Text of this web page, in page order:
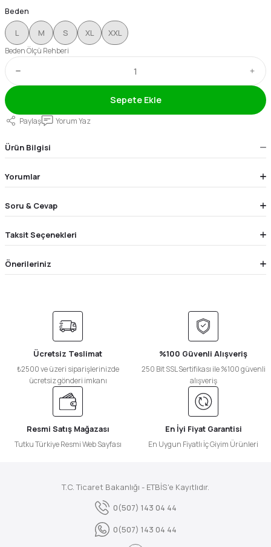
Beden
L
M S XL XXL
Beden Ölçü Rehberi
Sepete Ekle
Paylaş Yorum Yaz
Ürün Bilgisi
Yorumlar
Soru & Cevap
Taksit Seçenekleri
Önerileriniz
Ücretsiz Teslimat
₺2500 ve üzeri siparişlerinizde
ücretsiz gönderi imkanı
%100 Güvenli Alışveriş
250 Bit SSL Sertifikası ile %100 güvenli
alışveriş
Resmi Satış Mağazası
Tutku Türkiye Resmi Web Sayfası
En İyi Fiyat Garantisi
En Uygun Fiyatlı İç Giyim Ürünleri
T.C. Ticaret Bakanlığı - ETBİS'e Kayıtlıdır.
0(507) 143 04 44
0(507) 143 04 44